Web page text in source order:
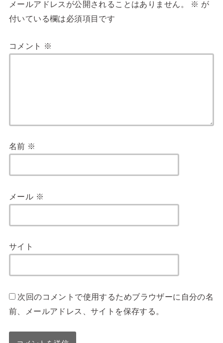
メールアドレスが公開されることはありません。 ※ が
付いている欄は必須項目です
コメント ※
名前 ※
メール ※
サイト
次回のコメントで使用するためブラウザーに自分の名
前、メールアドレス、サイトを保存する。